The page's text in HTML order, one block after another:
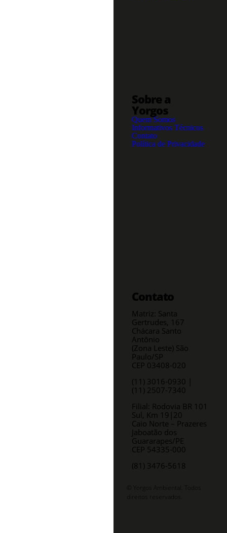
Sobre a
Yorgos
Quem Somos
Informativos Técnicos
Contato
Política de Privacidade
Contato
Matriz: Santa
Gertrudes, 167
Chácara Santo
Antônio
(Zona Leste) São
Paulo/SP
CEP 03408-020
(11) 3016-0930​ |
(11) 2507-7340
Filial: Rodovia BR 101
Sul, Km 19|20
Caio Norte – Prazeres
Jaboatão dos
Guararapes/PE
CEP 54335-000
(81) 3476-5618
© Yorgos Ambiental. Todos
direitos reservados.